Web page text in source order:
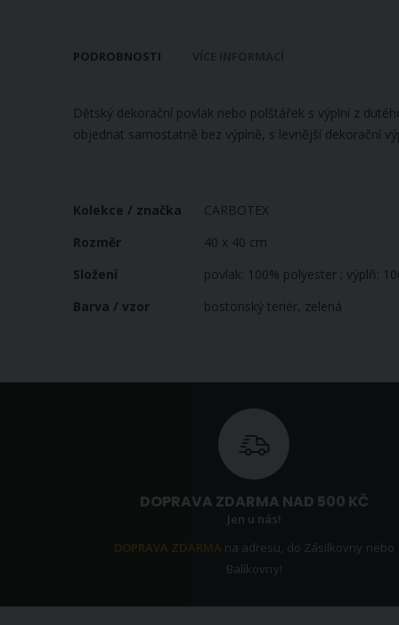
PODROBNOSTI
Dětský dekorační povlak nebo polštářek s výplní z
objednat samostatně bez výplně, s levnější dekorační
Více
Kolekce / značka
CARBOTEX
Rozměr
40 x 40 cm
Složení
povlak: 100% polyester ; výplň:
Barva / vzor
bostonský teriér, zelená
DOPRAVA ZDARMA NAD 500 KČ
Jen u nás!
DOPRAVA ZDARMA na adresu, do Zásilkovny nebo
Balíkovny!